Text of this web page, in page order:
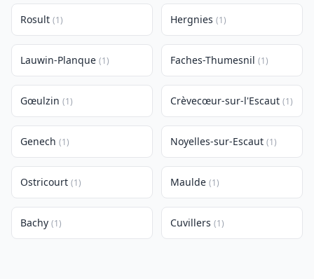
Rosult (1) Hergnies (1)
Lauwin-Planque (1) Faches-Thumesnil (1)
Gœulzin (1) Crèvecœur-sur-l'Escaut (1)
Genech (1) Noyelles-sur-Escaut (1)
Ostricourt (1) Maulde (1)
Bachy (1) Cuvillers (1)